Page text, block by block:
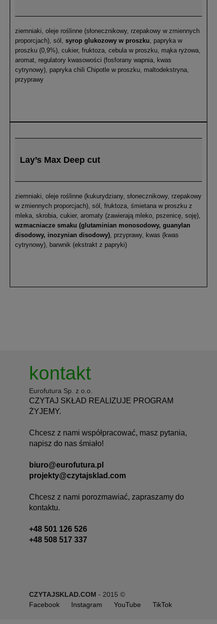
ziemniaki, oleje roślinne (słonecznikowy, rzepakowy w zmiennych
proporcjach), sól, syrop glukozowy w proszku, papryka w
proszku (0,9%), cukier, fruktoza, cebula w proszku, mąka ryżowa,
aromat, regulatory kwasowości (fosforany wapnia, kwas
cytrynowy), papryka chili Chipotle w proszku, maltodekstryna,
przyprawy
Lay’s Max Deep cut
ziemniaki, oleje roślinne (kukurydziany, słonecznikowy, rzepakowy
w zmiennych proporcjach), sól, fruktoza, śmietana w proszku z
mleka, skrobia, cukier, aromaty (zawierają mleko, pszenicę, soję),
wzmacniacze smaku (glutaminian monosodowy, guanylan
disodowy, inozynian disodowy), przyprawy, kwas (kwas
cytrynowy), barwnik (ekstrakt z papryki)
kontakt
Eurofutura Sp. z o.o.
CZYTAJ SKŁAD REALIZUJE PROGRAM
ŻYJEMY.
Chcesz z nami współpracować, masz pytania,
napisz do nas śmiało!
biuro@eurofutura.pl
projekty@czytajsklad.com
Chcesz z nami porozmawiać, zapraszamy do
kontaktu.
+48 501 126 526
+48 508 517 337
CZYTAJSKLAD.COM - 2015 ©
Facebook
Instagram YouTube TikTok